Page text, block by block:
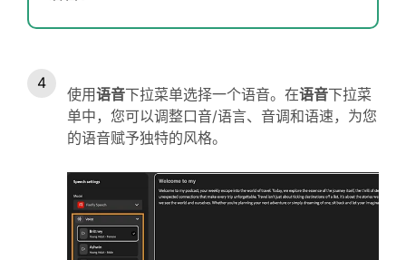
使用语音下拉菜单选择一个语音。在语音下拉菜
单中，您可以调整口音/语言、音调和语速，为您
的语音赋予独特的风格。